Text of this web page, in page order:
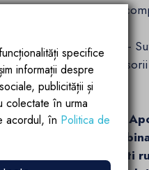
: ø 20 cm - Dimensiuni
Obiecte: 29.9x10 cm -
personala si alte
si colectia sa
fara cusur, care
modern. Transformati
specifice
informații despre
publicității și
colectate în urma
acordul, în Politica de